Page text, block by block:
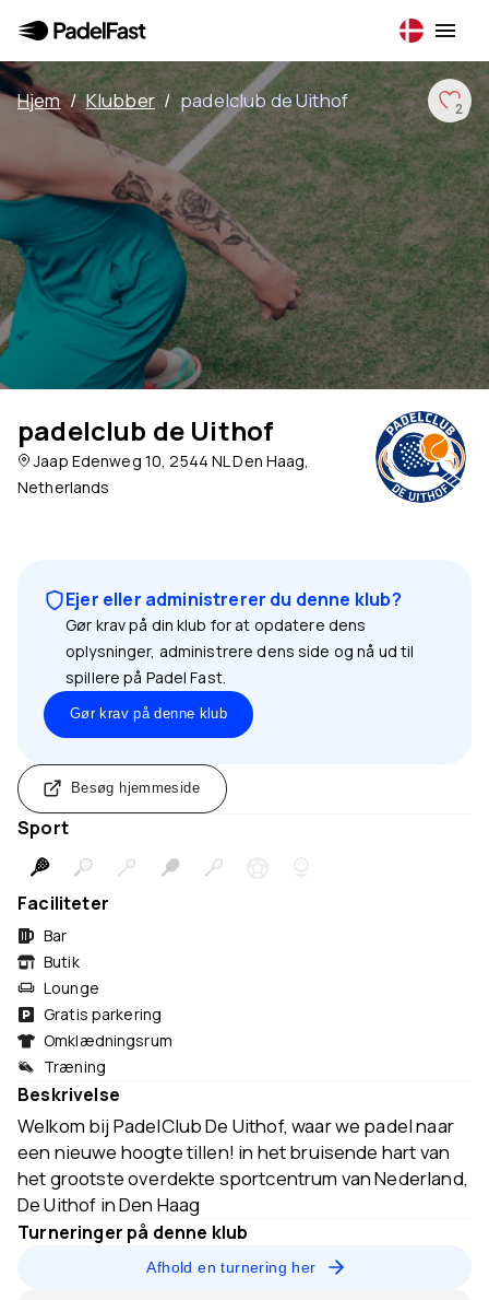
Hjem / Klubber / padelclub de Uithof 2
padelclub de Uithof
Jaap Edenweg 10, 2544 NL Den Haag,
Netherlands
Ejer eller administrerer du denne klub?
Gør krav på din klub for at opdatere dens
oplysninger, administrere dens side og nå ud til
spillere på Padel Fast.
Gør krav på denne klub
Besøg hjemmeside
Sport
Faciliteter
Bar
Butik
Lounge
Gratis parkering
Omklædningsrum
Træning
Beskrivelse
Welkom bij PadelClub De Uithof, waar we padel naar
een nieuwe hoogte tillen! in het bruisende hart van
het grootste overdekte sportcentrum van Nederland,
De Uithof in Den Haag
Turneringer på denne klub
Afhold en turnering her